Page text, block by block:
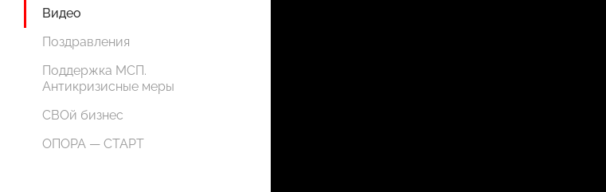
Видео
Поздравления
Поддержка МСП.
Антикризисные меры
СВОй бизнес
ОПОРА — СТАРТ